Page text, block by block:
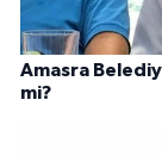
Amasra
mi?